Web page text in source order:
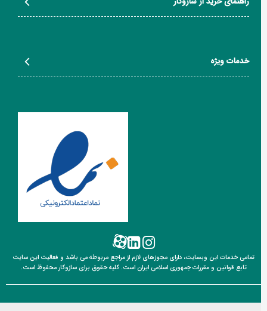
خدمات ویژه
تمامی خدمات این وبسایت، دارای مجوزهای لازم از مراجع مربوطه می باشد و فعالیت این سایت
تابع قوانینو مقررات جمهوری اسلامی ایران است. کلیه حقوق برای سازوکار محفوظ است.